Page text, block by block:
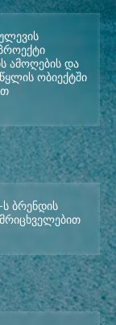
ამოღების და
ობიექტში
ბრენდის